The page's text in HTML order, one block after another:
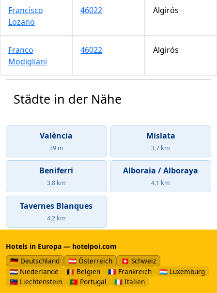
Francisco
Lozano
46022 Algirós
Franco
Modigliani
46022 Algirós
Städte in der Nähe
València
39 m
Mislata
3,7 km
Beniferri
3,8 km
Alboraia / Alboraya
4,1 km
Tavernes Blanques
4,2 km
Hotels in Europa — hotelpoi.com
🇩🇪 Deutschland
🇦🇹 Österreich
🇨🇭 Schweiz
🇳🇱 Niederlande
🇧🇪 Belgien 🇫🇷 Frankreich
🇱🇺 Luxemburg
🇱🇮 Liechtenstein
🇵🇹 Portugal 🇮🇹 Italien